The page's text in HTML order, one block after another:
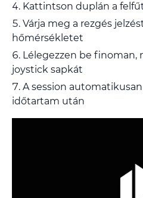
Kattintson duplán a
Várja meg a rezgés
hőmérsékletet
Lélegezzen be finoman,
joystick sapkát
A session
időtartam után